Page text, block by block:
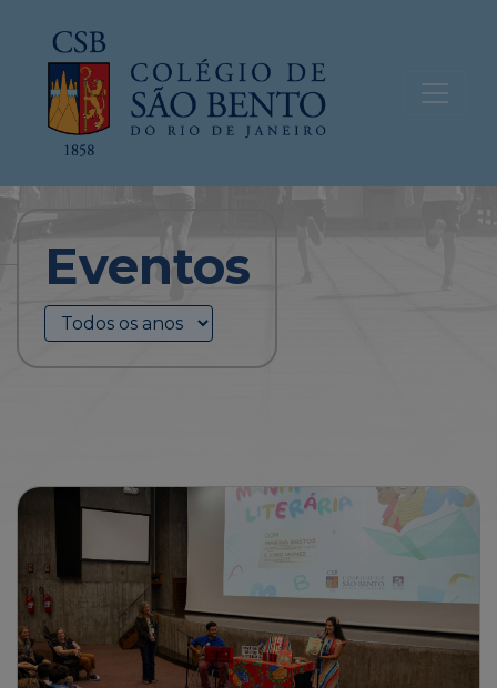
Eventos